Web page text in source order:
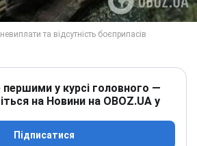
першими у курсі головного —
на Новини на OBOZ.UA у
Підписатися